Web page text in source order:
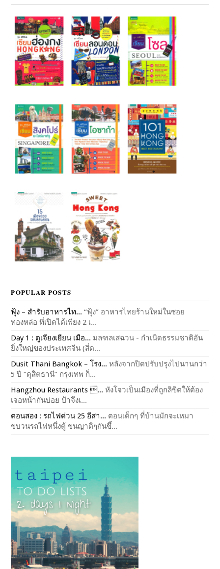
POPULAR POSTS
ฟุ้ง – สำรับอาหารไท... “ฟุ้ง” อาหารไทยร้านใหม่ในซอย
ทองหล่อ ที่เปิดได้เพียง 2 เ...
Day 1 : ตูเจียงเยียน เมือ... มลฑลเสฉวน - กำเนิดธรรมชาติอัน
ยิ่งใหญ่ของประเทศจีน (สี่ด...
Dusit Thani Bangkok – โรง... หลังจากปิดปรับปรุงไปนานกว่า
5 ปี “ดุสิตธานี” กรุงเทพ ก็...
Hangzhou Restaurants ... หังโจวเป็นเมืองที่ถูกลิขิตให้ต้อง
เจอหน้ากันบ่อย ป้าจึงเ...
ตอนสอง : รถไฟด่วน 25 อีสา... ตอนเด็กๆ ที่บ้านมักจะเหมา
ขบวนรถไฟหนึ่งตู้ ขนญาติๆกันขึ้...